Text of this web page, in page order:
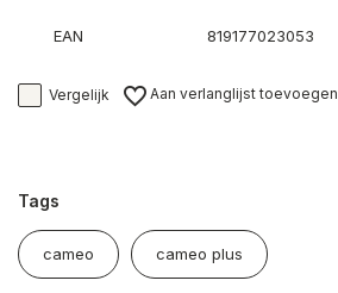
EAN 819177023053
Vergelijk Aan verlanglijst toevoegen
Tags
cameo cameo plus